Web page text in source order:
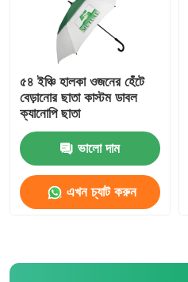
৫৪ ইঞ্চি হালকা ওজনের হেঁটে
বেড়ানোর ছাতা কাস্টম ডাবল
ক্যানোপি ছাতা
ভালো দাম
এখন চ্যাট করুন